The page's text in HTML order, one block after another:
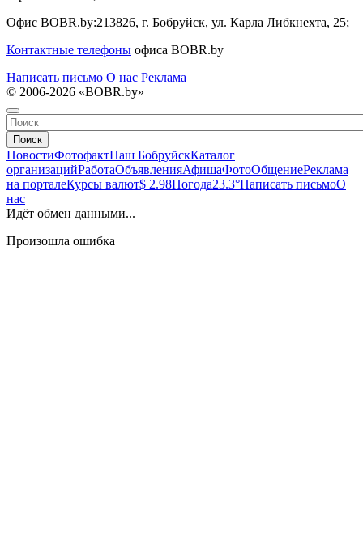
Офис BOBR.by:213826, г. Бобруйск, ул. Карла Либкнехта, 25;
Контактные телефоны офиса BOBR.by
Написать письмо О нас Реклама
© 2006-2026 «BOBR.by»
Поиск
НовостиФотофактНаш БобруйскКаталог
организацийРаботаОбъявленияАфишаФотоОбщениеРеклама
на порталеКурсы валют$ 2.98Погода23.3°Написать письмоО
нас
Идёт обмен данными...
Произошла ошибка